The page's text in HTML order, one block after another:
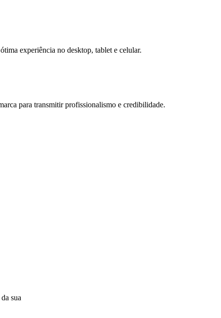
experiência no desktop, tablet e celular.
para transmitir profissionalismo e credibilidade.
sua